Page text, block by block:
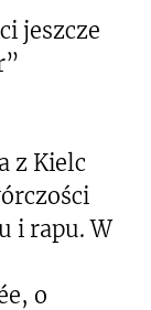
jeszcze
z Kielc
i rapu. W
o